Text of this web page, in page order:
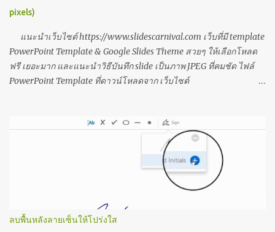
https://www.tassarin2u.com/2022/02/3-host-zoom.html แก้
ปัญหา An error occurred while installing system components for
KTB Universal Data Entry
https://www.tassarin2u.com/2022/04/error-occurred-while-
installing-system.html แก้ปั...
pixels)
แนะนำเว็บไซต์ https://www.slidescarnival.com เว็บที่มี template
PowerPoint Template & Google Slides Theme สวยๆ ให้เลือกโหลด
ฟรี เยอะมาก และแนะนำวิธีบันทึก slide เป็นภาพ JPEG ที่คมชัด ไฟล์
PowerPoint Template ที่ดาวน์โหลดจาก เว็บไซต์
การปรับใช้มากค่ะ ตัวอย่างสไลด์ตามภาพต่อไปนี้ สำหรับคนที่ชอบ
เทมเพลต แล้วแก้ไขเพื่อจะทำการ์ด หรือทำข้อความสวยๆ น่าอ่าน เมื่อ
แก้ไขแล้วสามารถบันทึกหน้าสไลด์ออกมาเป็นรูปภาพสวยๆ ไว้แชร์ได้
ในบทความนี้ขอนำเสนอ 2 วิธีง่ายๆ ค่ะ 1. บันทึกจาก PowerPoint เป็น
JPG 2 . บันทึก จาก PowerPoint เป็น pdf แล้วเปิดไฟล์ pdf ด้วย
PowerPoint เป็น JPG 1. แก้ไขเทมเพลต 2. ไปที่เมนู ไฟล์ > บันทึกเป็น >
ลบพื้นหลังลายเซ็นให้โปร่งใส